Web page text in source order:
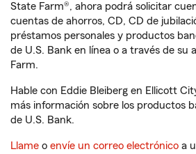
State Farm®, ahora podrá solicitar
cuentas de ahorros, CD, CD de
préstamos personales y productos
de U.S. Bank en línea o a través de su
Farm.
Hable con Eddie Bleiberg en Ellicott
más información sobre los productos
de U.S. Bank.
Llame o envíe un correo electrónico a